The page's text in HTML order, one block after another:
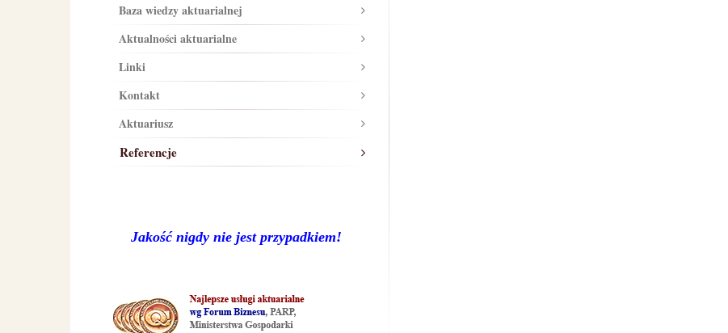
Baza wiedzy aktuarialnej
Aktualności aktuarialne
Linki
Kontakt
Aktuariusz
Referencje
Jakość nigdy nie jest przypadkiem!